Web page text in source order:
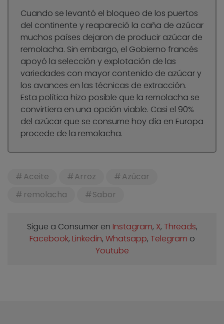
Cuando se levantó el bloqueo de los puertos
del continente y reapareció la caña de azúcar
muchos países dejaron de producir azúcar de
remolacha. Sin embargo, el Gobierno francés
apoyó la selección y explotación de las
variedades con mayor contenido de azúcar y
los avances en las técnicas de extracción.
Esta política hizo posible que la remolacha se
convirtiera en una opción viable. Casi el 90%
del azúcar que se consume hoy día en Europa
procede de la remolacha.
Aceite Arroz
Azúcar
remolacha
Sabor
Sigue a Consumer en Instagram, X, Threads,
Facebook, Linkedin, Whatsapp, Telegram o
Youtube